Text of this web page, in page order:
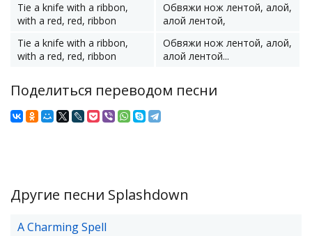
Tie a knife with a ribbon,
with a red, red, ribbon
Обвяжи нож лентой, алой,
алой лентой,
Tie a knife with a ribbon,
with a red, red, ribbon
Обвяжи нож лентой, алой,
алой лентой...
Поделиться переводом песни
Другие песни Splashdown
A Charming Spell